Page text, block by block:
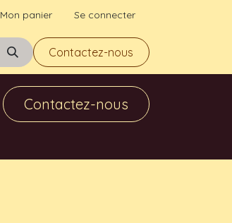
Mon panier Se connecter
Contactez-nous
Contactez-nous